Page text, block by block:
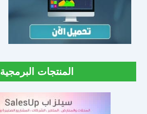
المنتجات البرمجية